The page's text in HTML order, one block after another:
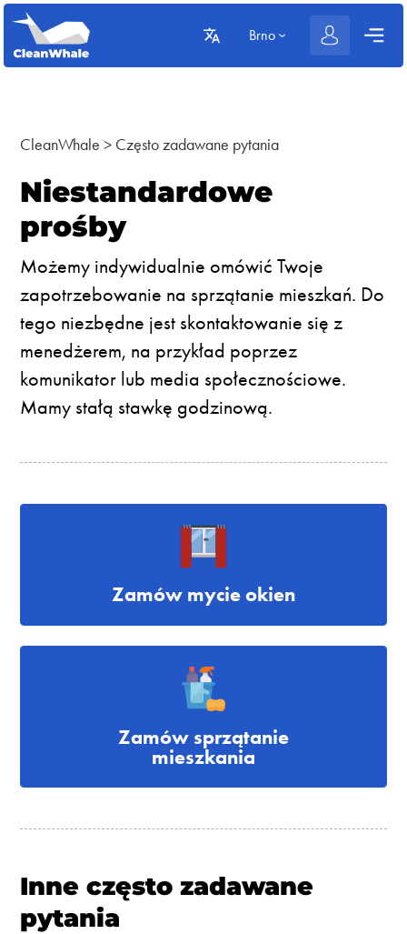
Brno
CleanWhale > Często zadawane pytania
Niestandardowe
prośby
Możemy indywidualnie omówić Twoje
zapotrzebowanie na sprzątanie mieszkań. Do
tego niezbędne jest skontaktowanie się z
menedżerem, na przykład poprzez
komunikator lub media społecznościowe.
Mamy stałą stawkę godzinową.
Zamów mycie okien
Zamów sprzątanie
mieszkania
Inne często zadawane
pytania